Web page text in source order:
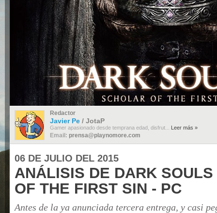
Redactor
Javier Pe / JotaP
Gamer apasionado desde temprana edad, disfrut... Leer más »
Email: prensa@playnomore.com
06 DE JULIO DEL 2015
ANÁLISIS DE DARK
OF THE FIRST SIN - PC
Antes de la ya anunciada tercera entrega, y casi